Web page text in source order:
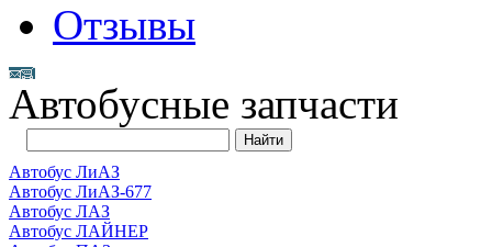
Отзывы
Автобусные запчасти
Автобус ЛиАЗ
Автобус ЛиАЗ-677
Автобус ЛАЗ
Автобус ЛАЙНЕР